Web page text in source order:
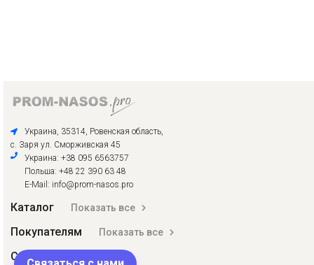
Украина, 35314, Ровенская область,
с. Заря ул. Сморживская 45
Украина: +38 095 6563757
Польша: +48 22 390 63 48
E-Mail: info@prom-nasos.pro
Каталог Показать все
Покупателям Показать все
Соцсети